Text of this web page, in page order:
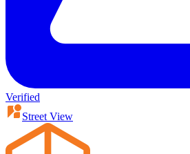
Verified
Street View